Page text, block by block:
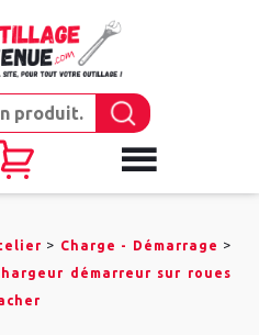
> Charge - Démarrage >
démarreur sur roues